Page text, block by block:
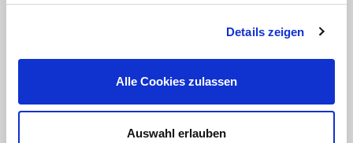
Details zeigen
Alle Cookies zulassen
Auswahl erlauben